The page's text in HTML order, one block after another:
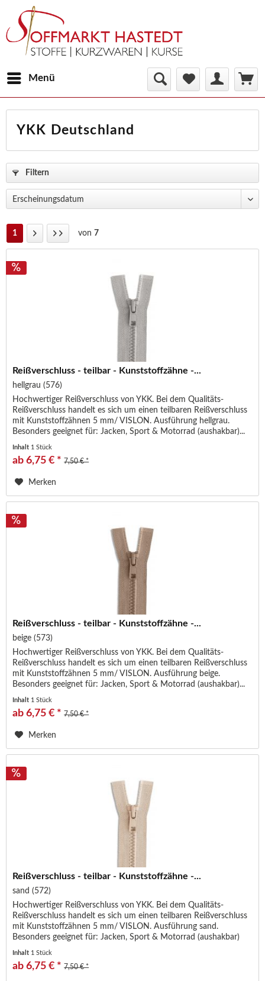
Menü
YKK Deutschland
Filtern
1 von 7
Reißverschluss - teilbar - Kunststoffzähne -...
hellgrau (576)
Hochwertiger Reißverschluss von YKK. Bei dem Qualitäts-
Reißverschluss handelt es sich um einen teilbaren Reißverschluss
mit Kunststoffzähnen 5 mm/ VISLON. Ausführung hellgrau.
Besonders geeignet für: Jacken, Sport & Motorrad (aushakbar)...
Inhalt 1 Stück
ab 6,75 € * 7,50 € *
Merken
Reißverschluss - teilbar - Kunststoffzähne -...
beige (573)
Hochwertiger Reißverschluss von YKK. Bei dem Qualitäts-
Reißverschluss handelt es sich um einen teilbaren Reißverschluss
mit Kunststoffzähnen 5 mm/ VISLON. Ausführung beige.
Besonders geeignet für: Jacken, Sport & Motorrad (aushakbar)...
Inhalt 1 Stück
ab 6,75 € * 7,50 € *
Merken
Reißverschluss - teilbar - Kunststoffzähne -...
sand (572)
Hochwertiger Reißverschluss von YKK. Bei dem Qualitäts-
Reißverschluss handelt es sich um einen teilbaren Reißverschluss
mit Kunststoffzähnen 5 mm/ VISLON. Ausführung sand.
Besonders geeignet für: Jacken, Sport & Motorrad (aushakbar)
Inhalt 1 Stück
ab 6,75 € * 7,50 € *